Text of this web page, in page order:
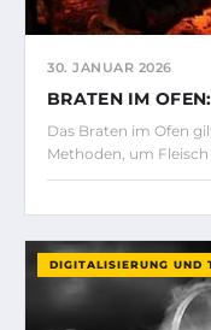
30. JANUAR 2026
BRATEN IM
Das Braten im Ofen
Methoden, um Fleisch
DIGITALISIERUNG UND